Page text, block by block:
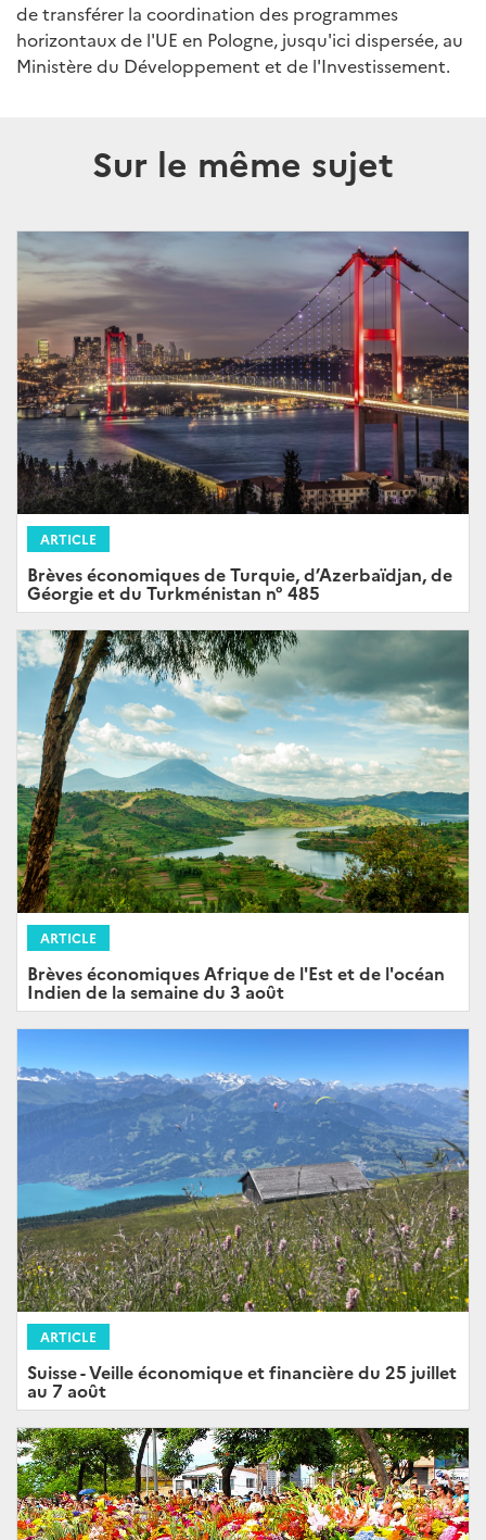
de transférer la coordination des programmes
horizontaux de l'UE en Pologne, jusqu'ici dispersée, au
Ministère du Développement et de l'Investissement.
Sur le même sujet
ARTICLE
Brèves économiques de Turquie, d’Azerbaïdjan, de
Géorgie et du Turkménistan n° 485
ARTICLE
Brèves économiques Afrique de l'Est et de l'océan
Indien de la semaine du 3 août
ARTICLE
Suisse - Veille économique et financière du 25 juillet
au 7 août